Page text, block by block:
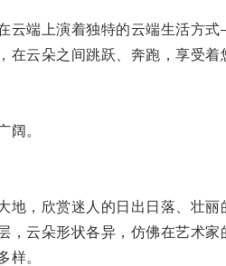
端上演着独特的云端生活方
云朵之间跳跃、奔跑，享受着
。
，欣赏迷人的日出日落、壮丽
云朵形状各异，仿佛在艺术家
。